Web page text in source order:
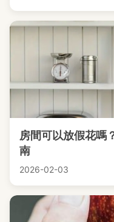
房間可以放假花嗎
南
2026-02-03